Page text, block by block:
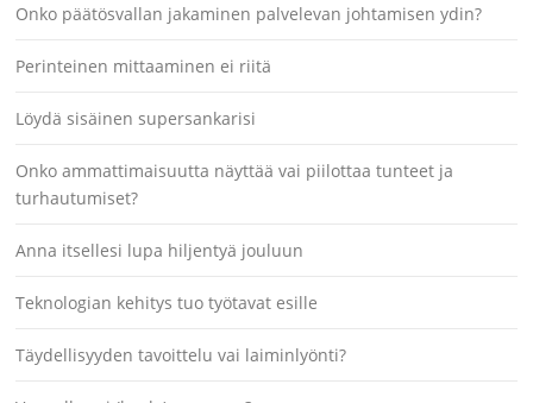
Onko päätösvallan jakaminen palvelevan johtamisen ydin?
Perinteinen mittaaminen ei riitä
Löydä sisäinen supersankarisi
Onko ammattimaisuutta näyttää vai piilottaa tunteet ja
turhautumiset?
Anna itsellesi lupa hiljentyä jouluun
Teknologian kehitys tuo työtavat esille
Täydellisyyden tavoittelu vai laiminlyönti?